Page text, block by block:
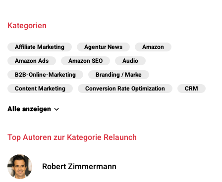
Kategorien
Affiliate Marketing Agentur News
Amazon
Amazon Ads
Amazon SEO
Audio
B2B-Online-Marketing
Branding / Marke
Content Marketing
Conversion Rate Optimization CRM
Alle anzeigen
Top Autoren zur Kategorie Relaunch
Robert Zimmermann